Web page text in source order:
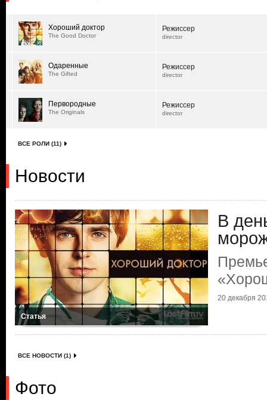
Хороший доктор
The Good Doctor
Режиссер
director
Одаренные
The Gifted
Режиссер
director
Первородные
The Originals
Режиссер
director
ВСЕ РОЛИ (11)
Новости
Статья
В
20 декабря
ВСЕ НОВОСТИ (1)
Фото